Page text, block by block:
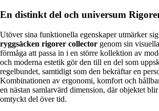
En distinkt del och universum
Utöver sina funktionella egenskaper utmärker sig
ryggsäcken rigorer collector genom sin
förmåga att passa in i en större kollektion av
och moderna estetik gör den till en del som
regelbundet, samtidigt som den bekräftar en
Kombinationen av ergonomi, komfort och
en nästan samlarvärd dimension, där objektet
omtyckt del över tid.